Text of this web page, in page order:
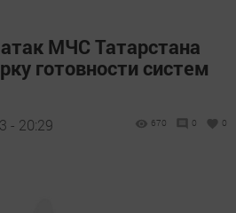
МЧС Татарстана
готовности систем
- 20:29 670 0 0